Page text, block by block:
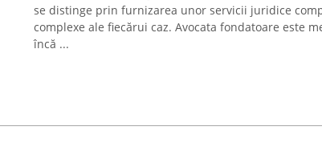
se distinge prin furnizarea unor servicii juridice
complexe ale fiecărui caz. Avocata fondatoare este
încă ...